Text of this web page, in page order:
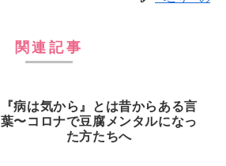
関連記事
『病は気から』とは昔からある言
葉〜コロナで豆腐メンタルになっ
た方たちへ